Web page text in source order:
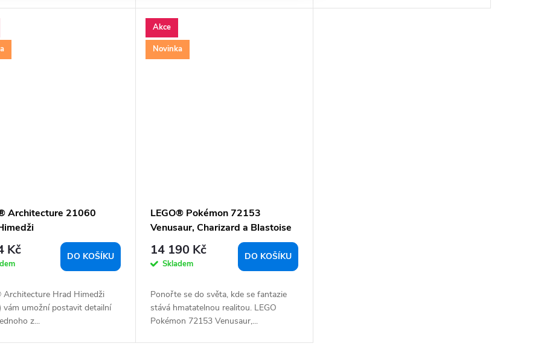
Architecture 21060
Kč DO KOŠÍKU
Architecture Hrad Himedži
vám umožní postavit detailní
z...
Akce
Novinka
LEGO® Pokémon 72153
Venusaur, Charizard a Blastoise
14 190 Kč
Skladem
DO KOŠÍKU
Ponořte se do světa, kde se fantazie
stává hmatatelnou realitou. LEGO
Pokémon 72153 Venusaur,...